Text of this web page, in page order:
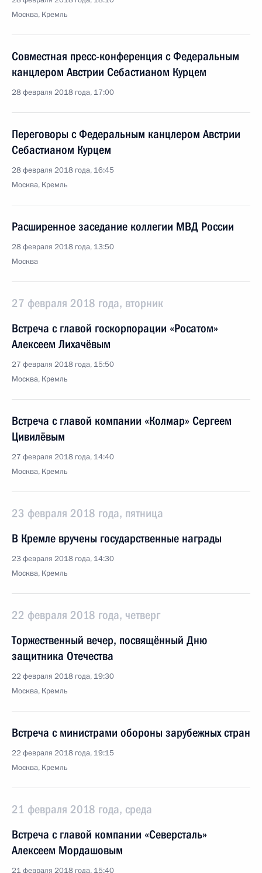
Москва, Кремль
Совместная пресс-конференция с Федеральным
канцлером Австрии Себастианом Курцем
28 февраля 2018 года, 17:00
Переговоры с Федеральным канцлером Австрии
Себастианом Курцем
28 февраля 2018 года, 16:45
Москва, Кремль
Расширенное заседание коллегии МВД России
28 февраля 2018 года, 13:50
Москва
27 февраля 2018 года, вторник
Встреча с главой госкорпорации «Росатом»
Алексеем Лихачёвым
27 февраля 2018 года, 15:50
Москва, Кремль
Встреча с главой компании «Колмар» Сергеем
Цивилёвым
27 февраля 2018 года, 14:40
Москва, Кремль
23 февраля 2018 года, пятница
В Кремле вручены государственные награды
23 февраля 2018 года, 14:30
Москва, Кремль
22 февраля 2018 года, четверг
Торжественный вечер, посвящённый Дню
защитника Отечества
22 февраля 2018 года, 19:30
Москва, Кремль
Встреча с министрами обороны зарубежных стран
22 февраля 2018 года, 19:15
Москва, Кремль
21 февраля 2018 года, среда
Встреча с главой компании «Северсталь»
Алексеем Мордашовым
21 февраля 2018 года, 15:40